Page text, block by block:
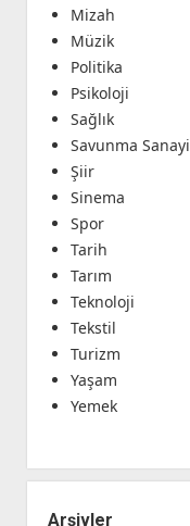
Mizah
Müzik
Politika
Psikoloji
Sağlık
Savunma Sanayi
Şiir
Sinema
Spor
Tarih
Tarım
Teknoloji
Tekstil
Turizm
Yaşam
Yemek
Arşivler